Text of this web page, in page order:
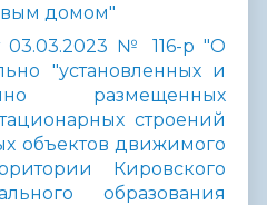
домом"
03.03.2023 № 116-р "О
"установленных и
размещенных
строений
объектов движимого
Кировского
образования